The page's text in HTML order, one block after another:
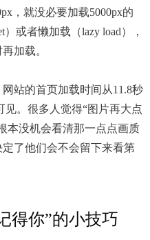
，就没必要加载5000px的
或者懒加载（lazy load），
加载。
站的首页加载时间从11.8秒
见。很多人觉得“图片再大点
本没机会看清那一点点画质
了他们会不会留下来看第
得你”的小技巧